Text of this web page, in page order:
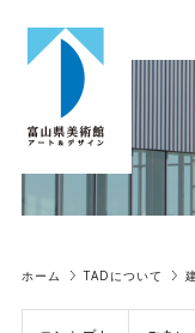
ホーム TADについて